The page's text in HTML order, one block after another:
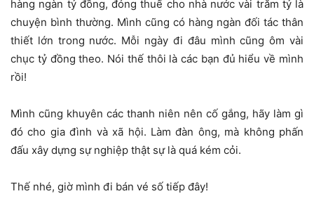
hàng ngàn tỷ đồng, đóng thuế cho nhà nước vài trăm tỷ là
chuyện bình thường. Mình cũng có hàng ngàn đối tác thân
thiết lớn trong nước. Mỗi ngày đi đâu mình cũng ôm vài
chục tỷ đồng theo. Nói thế thôi là các bạn đủ hiểu về mình
rồi!
Mình cũng khuyên các thanh niên nên cố gắng, hãy làm gì
đó cho gia đình và xã hội. Làm đàn ông, mà không phấn
đấu xây dựng sự nghiệp thật sự là quá kém cỏi.
Thế nhé, giờ mình đi bán vé số tiếp đây!